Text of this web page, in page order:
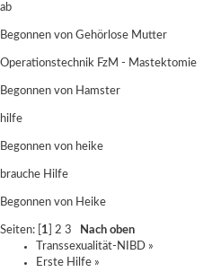
ab
Begonnen von Gehörlose Mutter
Operationstechnik FzM - Mastektomie
Begonnen von Hamster
hilfe
Begonnen von heike
brauche Hilfe
Begonnen von Heike
Seiten: [ 1 2 3
Nach oben
Transsexualität-NIBD »
Erste Hilfe »